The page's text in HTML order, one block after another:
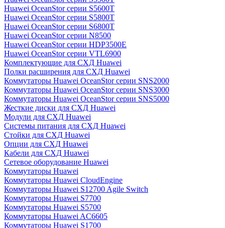
Huawei OceanStor серии S5600T
Huawei OceanStor серии S5800T
Huawei OceanStor серии S6800T
Huawei OceanStor серии N8500
Huawei OceanStor серии HDP3500E
Huawei OceanStor серии VTL6900
Комплектующие для СХД Huawei
Полки расширения для СХД Huawei
Коммутаторы Huawei OceanStor серии SNS2000
Коммутаторы Huawei OceanStor серии SNS3000
Коммутаторы Huawei OceanStor серии SNS5000
Жесткие диски для СХД Huawei
Модули для СХД Huawei
Системы питания для СХД Huawei
Стойки для СХД Huawei
Опции для СХД Huawei
Кабели для СХД Huawei
Сетевое оборудование Huawei
Коммутаторы Huawei
Коммутаторы Huawei CloudEngine
Коммутаторы Huawei S12700 Agile Switch
Коммутаторы Huawei S7700
Коммутаторы Huawei S5700
Коммутаторы Huawei AC6605
Коммутаторы Huawei S1700